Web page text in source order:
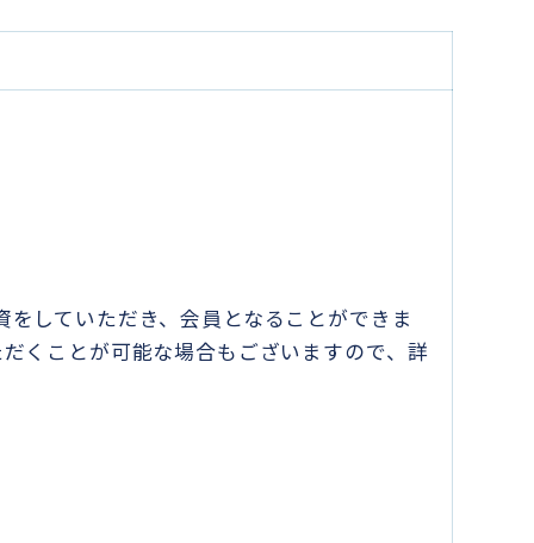
していただき、会員となることができま
くことが可能な場合もございますので、詳